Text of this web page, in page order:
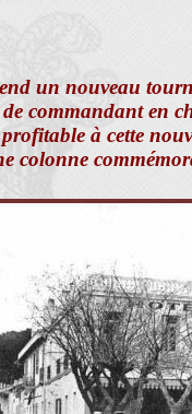
un nouveau
commandant en
à cette
colonne